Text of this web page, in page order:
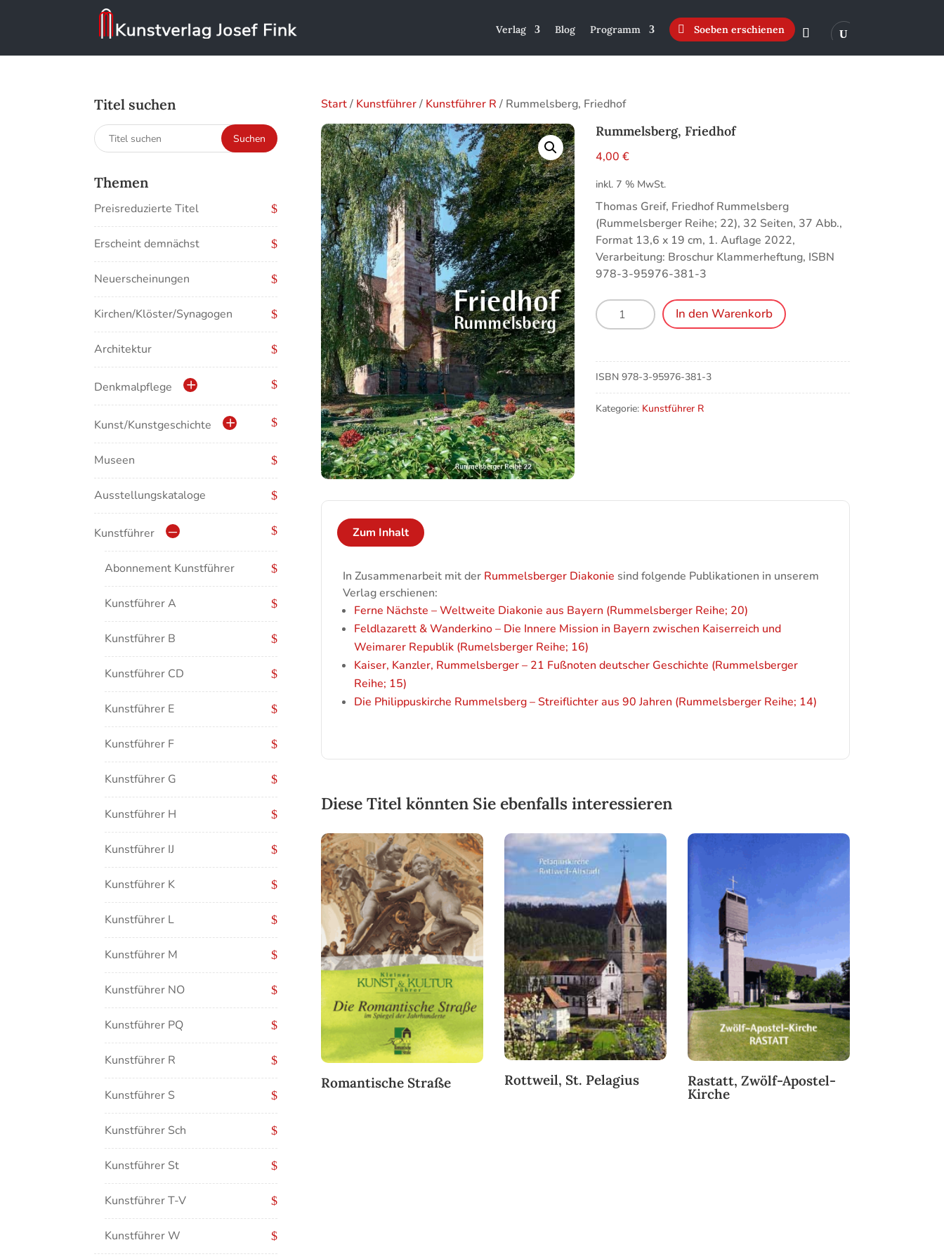
Verlag Blog Programm Soeben erschienen
Start/ Kunstführer/ Kunstführer R / Rummelsberg, Friedhof
Rummelsberg, Friedhof
4,00€
inkl. 7 % MwSt.
Thomas Greif, Friedhof Rummelsberg
(Rummelsberger Reihe; 22), 32 Seiten, 37 Abb.,
Format 13,6 x 19 cm, 1. Auflage 2022,
Verarbeitung: Broschur Klammerheftung, ISBN
978-3-95976-381-3
Rummelsberg,
Friedhof
In den Warenkorb
ISBN978-3-95976-381-3
Kategorie: Kunstführer R
Zum Inhalt
In Zusammenarbeit mit der Rummelsberger Diakonie sind folgende Publikationen in unserem
Verlag erschienen:
Ferne Nächste – Weltweite Diakonie aus Bayern (Rummelsberger Reihe; 20)
Feldlazarett & Wanderkino – Die Innere Mission in Bayern zwischen Kaiserreich und
Weimarer Republik (Rumelsberger Reihe; 16)
Kaiser, Kanzler, Rummelsberger – 21 Fußnoten deutscher Geschichte (Rummelsberger
Reihe; 15)
Die Philippuskirche Rummelsberg – Streiflichter aus 90 Jahren (Rummelsberger Reihe; 14)
Diese Titel könnten Sie ebenfalls interessieren
Romantische Straße Rottweil, St. Pelagius Rastatt, Zwölf-Apostel-
Kirche
Titel suchen
Suchen
nach:
Suchen
Themen
Preisreduzierte Titel
Erscheint demnächst
Neuerscheinungen
Kirchen/Klöster/Synagogen
Architektur
Denkmalpflege
Kulturdenkmale in Baden-
Württemberg
Kunst/Kunstgeschichte
Antike/Mittelalter
Renaissance/Barock/19.
Museen
Ausstellungskataloge
Kunstführer
Abonnement Kunstführer
Kunstführer A
Kunstführer B
Kunstführer CD
Kunstführer E
Kunstführer F
Kunstführer G
Kunstführer H
Kunstführer IJ
Kunstführer K
Kunstführer L
Kunstführer M
Kunstführer NO
Kunstführer PQ
Kunstführer R
Kunstführer S
Kunstführer Sch
Kunstführer St
Kunstführer T-V
Kunstführer W